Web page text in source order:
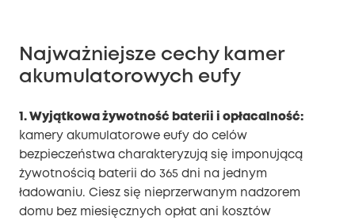
Najważniejsze cechy kamer
akumulatorowych eufy
1. Wyjątkowa żywotność baterii i opłacalność:
kamery akumulatorowe eufy do celów
bezpieczeństwa charakteryzują się imponującą
żywotnością baterii do 365 dni na jednym
ładowaniu. Ciesz się nieprzerwanym nadzorem
domu bez miesięcznych opłat ani kosztów